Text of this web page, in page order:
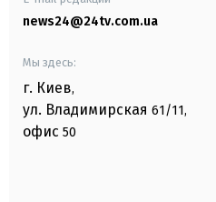
news24@24tv.com.ua
Мы здесь:
г. Киев,
ул. Владимирская 61/11,
офис 50